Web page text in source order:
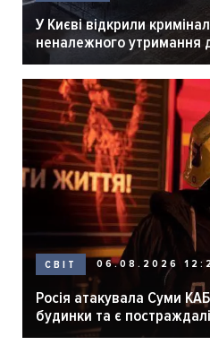
У Києві відкрили
неналежного утримання
розпліднику
СВІТ 06.08.2026
Росія атакувала Суми
будинки та є постраждалі